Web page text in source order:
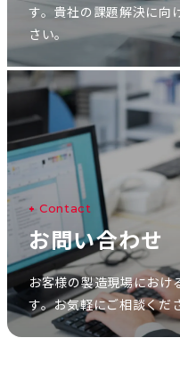
す。貴社の課題解決に向
さい。
Contact
お問い合わせ
お客様の製造現場におけ
す。お気軽にご相談くだ